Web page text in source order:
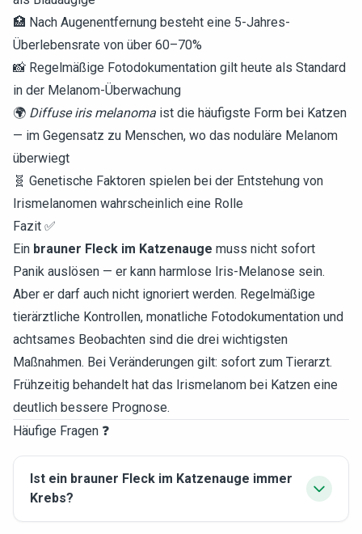
🏥 Nach Augenentfernung besteht eine 5-Jahres-
Überlebensrate von über 60–70%
📸 Regelmäßige Fotodokumentation gilt heute als Standard
in der Melanom-Überwachung
🌍 Diffuse iris melanoma ist die häufigste Form bei Katzen
— im Gegensatz zu Menschen, wo das noduläre Melanom
überwiegt
🧬 Genetische Faktoren spielen bei der Entstehung von
Irismelanomen wahrscheinlich eine Rolle
Fazit ✅
Ein brauner Fleck im Katzenauge muss nicht sofort
Panik auslösen — er kann harmlose Iris-Melanose sein.
Aber er darf auch nicht ignoriert werden. Regelmäßige
tierärztliche Kontrollen, monatliche Fotodokumentation und
achtsames Beobachten sind die drei wichtigsten
Maßnahmen. Bei Veränderungen gilt: sofort zum Tierarzt.
Frühzeitig behandelt hat das Irismelanom bei Katzen eine
deutlich bessere Prognose.
Häufige Fragen ❓
Ist ein brauner Fleck im Katzenauge immer
Krebs?